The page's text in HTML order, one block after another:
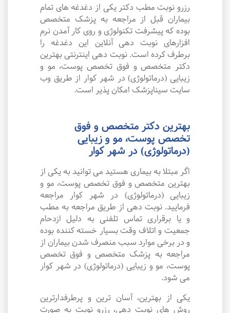
رزرو نوبت مطب دکتر یکی از دغدغه های تمام
بیماران قبل از مراجعه به پزشک متخصص
بوده که پیشرفت تکنولوژی و روی کار آمدن نرم
افزارهای نوبت دهی آنلاین این دغدغه را
برطرف کرده است. نوبت دهی اینترنتی بهترین
دکتر متخصص و فوق تخصص پوست، مو و
زیبایی (درماتولوژی) در شهر کوار از طریق وب
سایت سیناپزشک امکان پذیر است.
بهترین دکتر متخصص و فوق
تخصص پوست، مو و زیبایی
(درماتولوژی) در شهر کوار
اگر مبتلا به بیماری هستید می توانید به یکی از
بهترین متخصص و فوق تخصص پوست، مو و
زیبایی (درماتولوژی) در شهر کوار مراجعه
فرمایید. نوبت دهی از طریق مراجعه به مطب
و یا برقراری تماس تلفنی به دلیل ازدحام
جمعیت و اتلاف وقت بسیار خسته کننده بوده
و در برخی موارد سبب منصرف شدن بیماران از
مراجعه به پزشک متخصص و فوق تخصص
پوست، مو و زیبایی (درماتولوژی) در شهر کوار
می شود.
یکی از بهترین، آسان ترین و پرطرفدارترین
روش های نوبت دهی، رزرو نوبت به صورت